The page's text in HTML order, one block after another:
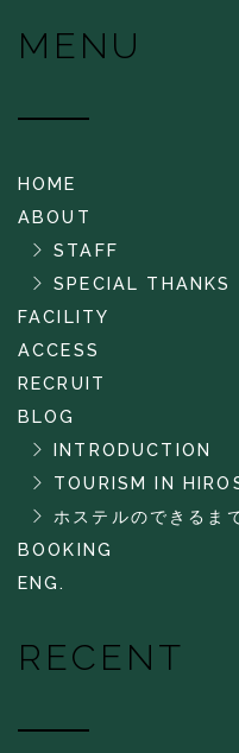
MENU
HOME
ABOUT
STAFF
SPECIAL THANKS
FACILITY
ACCESS
RECRUIT
BLOG
INTRODUCTION
TOURISM IN
ホステルのできるま
BOOKING
ENG.
RECENT